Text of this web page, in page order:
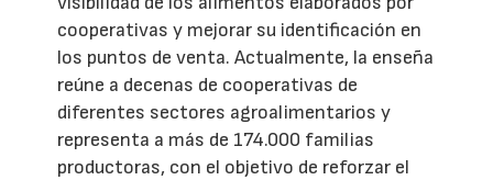
cooperativas y mejorar su identificación en
los puntos de venta. Actualmente, la enseña
reúne a decenas de cooperativas de
diferentes sectores agroalimentarios y
representa a más de 174.000 familias
productoras, con el objetivo de reforzar el